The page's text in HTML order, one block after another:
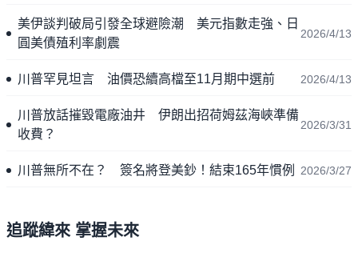
美伊談判破局引發全球避險潮 美元指數走強、日
圓美債殖利率劇震
2026/4/13
川普罕見坦言 油價恐續高檔至11月期中選前 2026/4/13
川普放話摧毀電廠油井 伊朗出招荷姆茲海峽準備
收費？
2026/3/31
川普無所不在？ 簽名將登美鈔！結束165年慣例 2026/3/27
追蹤緯來 掌握未來